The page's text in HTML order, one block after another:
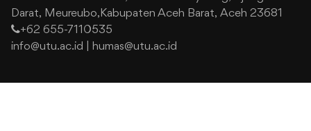
Darat, Meureubo,Kabupaten Aceh Barat, Aceh 23681
+62 655-7110535
info@utu.ac.id
humas@utu.ac.id